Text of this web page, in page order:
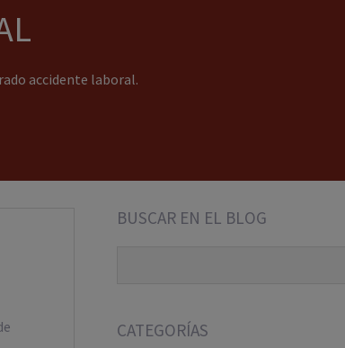
accidente laboral.
BUSCAR EN EL BLOG
CATEGORÍAS